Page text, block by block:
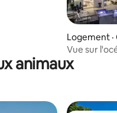
Logement ·
Vue sur
piscine et
animaux